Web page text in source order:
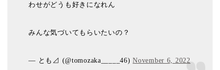
わせがどうも好きになれん
みんな気づいてもらいたいの？
— とも⊿ (@tomozaka_____46)November 6, 2022